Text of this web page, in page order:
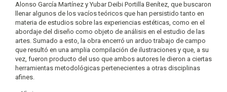
Alonso García Martínez y Yubar Deibi Portilla Benítez, que buscaron
llenar algunos de los vacíos teóricos que han persistido tanto en
materia de estudios sobre las experiencias estéticas, como en el
abordaje del diseño como objeto de análisis en el estudio de las
artes. Sumado a esto, la obra encerró un arduo trabajo de campo
que resultó en una amplia compilación de ilustraciones y que, a su
vez, fueron producto del uso que ambos autores le dieron a ciertas
herramientas metodológicas pertenecientes a otras disciplinas
afines.